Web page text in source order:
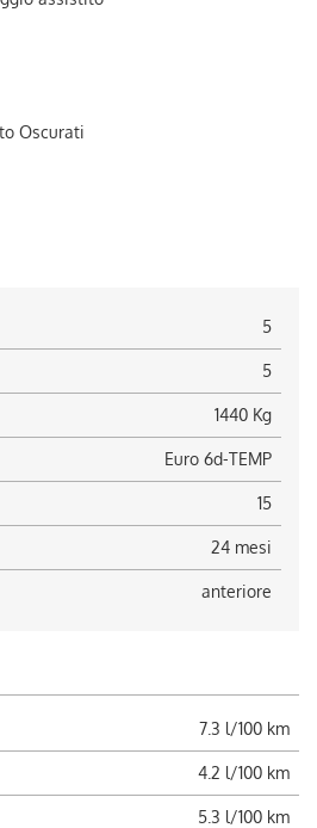
Oscurati
5
5
1440 Kg
Euro 6d-TEMP
15
24 mesi
anteriore
7.3 l/100 km
4.2 l/100 km
5.3 l/100 km